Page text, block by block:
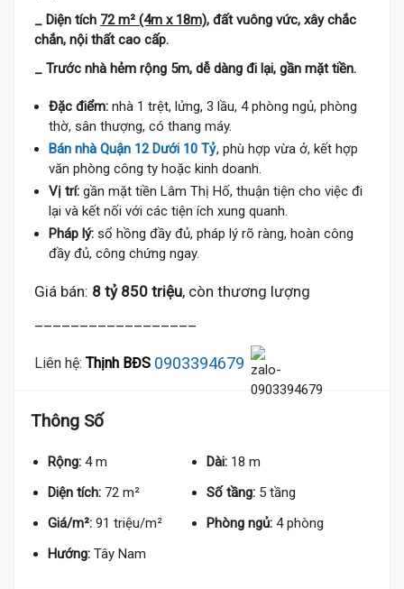
_ Diện tích 72 m² (4m x 18m), đất vuông vức, xây chắc
chắn, nội thất cao cấp.
_ Trước nhà hẻm rộng 5m, dễ dàng đi lại, gần mặt tiền.
Đặc điểm: nhà 1 trệt, lửng, 3 lầu, 4 phòng ngủ, phòng
thờ, sân thượng, có thang máy.
Bán nhà Quận 12 Dưới 10 Tỷ, phù hợp vừa ở, kết hợp
văn phòng công ty hoặc kinh doanh.
Vị trí: gần mặt tiền Lâm Thị Hố, thuận tiện cho việc đi
lại và kết nối với các tiện ích xung quanh.
Pháp lý: sổ hồng đầy đủ, pháp lý rõ ràng, hoàn công
đầy đủ, công chứng ngay.
Giá bán: 8 tỷ 850 triệu, còn thương lượng
Liên hệ: Thịnh BĐS 0903394679
Thông Số
Rộng: 4 m Dài: 18 m
Diện tích: 72 m² Số tầng: 5 tầng
Giá/m²: 91 triệu/m² Phòng ngủ: 4 phòng
Hướng: Tây Nam